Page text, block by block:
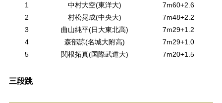
1
中村大空(東洋大)
7m60+2.6
2
村松晃成(中央大)
7m48+2.2
3
曲山純平(日大東北高)
7m29+1.2
4
森部諒(名城大附高)
7m29+1.0
5
関根拓真(国際武道大) 7m20+1.5
三段跳